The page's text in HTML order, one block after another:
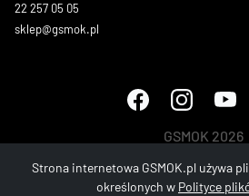
22 257 05 05
sklep@gsmok.pl
GSMOK 2026
Strona internetowa GSMOK.pl używa
określonych w Polityce